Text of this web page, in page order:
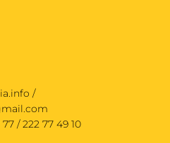
/
/ 222 77 49 10